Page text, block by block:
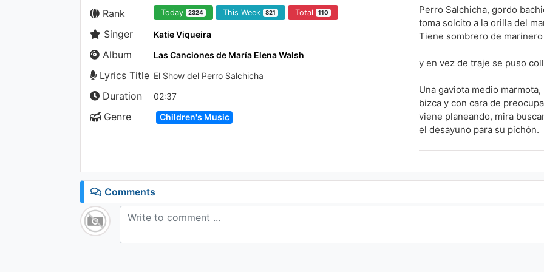
Rank Today 2324 This Week 821 Total 110
Singer Katie Viqueira
Album Las Canciones de María Elena Walsh
Lyrics Title El Show del Perro Salchicha
Duration 02:37
Genre Children's Music
Perro Salchicha, gordo
toma solcito a la orilla del
Tiene sombrero de marinero
y en vez de traje se puso
Una gaviota medio marmota,
bizca y con cara de
viene planeando, mira
el desayuno para su pichón.
un bicho gordo como un
Dice "qué rico" y abriendo el
Comments